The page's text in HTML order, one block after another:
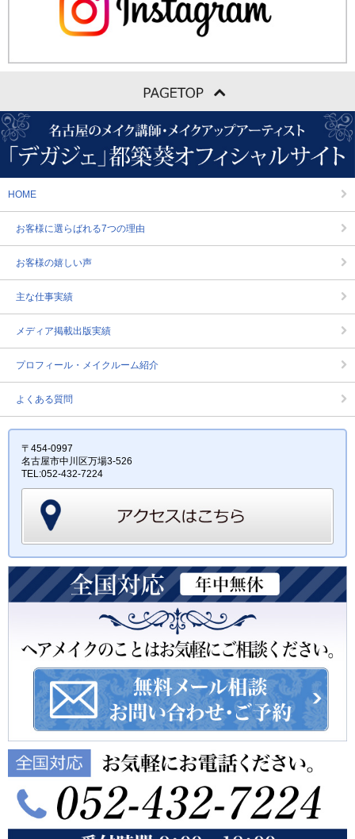
HOME
お客様に選らばれる7つの理由
お客様の嬉しい声
主な仕事実績
メディア掲載出版実績
プロフィール・メイクルーム紹介
よくある質問
〒454-0997
名古屋市中川区万場3-526
TEL:052-432-7224